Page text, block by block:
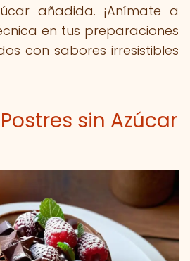
añadida. ¡Anímate a
en tus preparaciones
con sabores irresistibles
sin Azúcar